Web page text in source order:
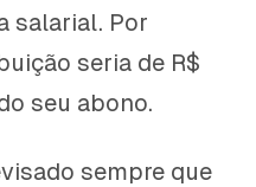
salarial. Por
seria de R$
seu abono.
sempre que